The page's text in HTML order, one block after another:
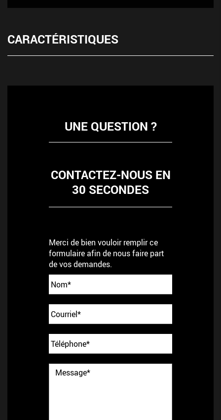
CARACTÉRISTIQUES
UNE QUESTION ?
CONTACTEZ-NOUS EN
30 SECONDES
Merci de bien vouloir remplir ce
formulaire afin de nous faire part
de vos demandes.